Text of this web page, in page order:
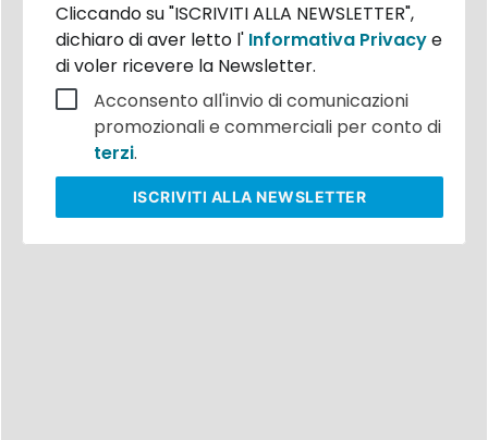
Cliccando su "ISCRIVITI ALLA NEWSLETTER",
dichiaro di aver letto l'Informativa Privacye
di voler ricevere la Newsletter.
Acconsento all'invio di comunicazioni
promozionali e commerciali per conto di
terzi.
ISCRIVITI ALLA NEWSLETTER